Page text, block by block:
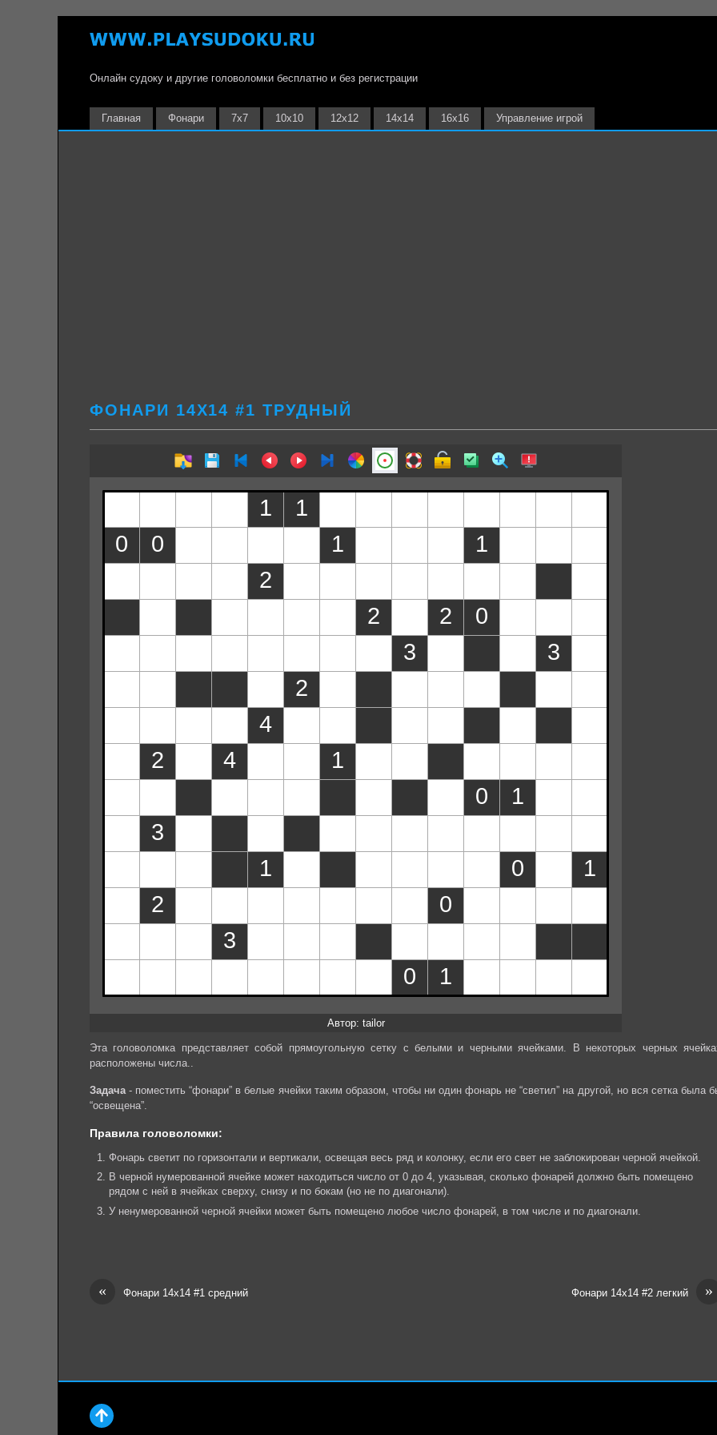
Онлайн судоку и другие головоломки бесплатно и без регистрации
Главная Фонари 7х7 10х10 12х12 14х14 16х16 Управление игрой
ФОНАРИ 14Х14 #1 ТРУДНЫЙ
Автор: tailor
Эта головоломка представляет собой прямоугольную сетку с белыми и черными ячейками. В некоторых черных
расположены числа..
Задача- поместить “фонари” в белые ячейки таким образом, чтобы ни один фонарь не “светил” на другой, но вся сетка была
“освещена”.
Правила головоломки:
Фонарь светит по горизонтали и вертикали, освещая весь ряд и колонку, если его свет не заблокирован черной ячейкой.
В черной нумерованной ячейке может находиться число от 0 до 4, указывая, сколько фонарей должно быть помещено
рядом с ней в ячейках сверху, снизу и по бокам (но не по диагонали).
У ненумерованной черной ячейки может быть помещено любое число фонарей, в том числе и по диагонали.
« Фонари 14х14 #1 средний »
Фонари 14х14 #2 легкий